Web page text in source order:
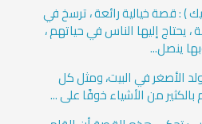
) : قصة خيالية رائعة ، ترسخ في
يحتاج إليها الناس في حياتهم ،
ينصل...
الأصغر في البيت، ومثل كل
من الأشياء خوفًا على ...